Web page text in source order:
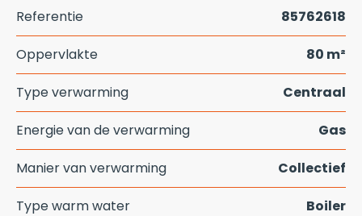
Referentie 85762618
Oppervlakte 80 m²
Type verwarming Centraal
Energie van de verwarming Gas
Manier van verwarming Collectief
Type warm water Boiler